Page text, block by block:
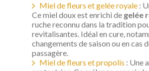
Miel de fleurs et gelée royale :
Ce miel doux est enrichi de gelée
ruche reconnu dans la tradition
revitalisantes. Idéal en cure,
changements de saison ou en cas
passagère.
Miel de fleurs et propolis : Une